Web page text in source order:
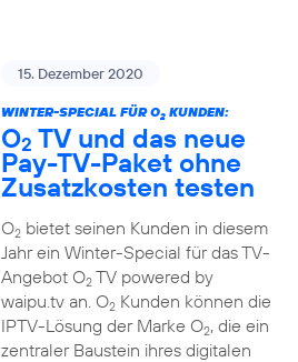
15. Dezember 2020
WINTER-SPECIAL FÜR O2KUNDEN:
O2 TV und das neue
Pay-TV-Paket ohne
Zusatzkosten testen
O2bietet seinen Kunden in diesem
Jahr ein Winter-Special für das TV-
Angebot O2TV powered by
waipu.tv an. O2Kunden können die
IPTV-Lösung der Marke O2, die ein
zentraler Baustein ihres digitalen